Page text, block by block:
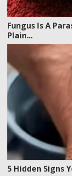
Fungus Is A
Plain...
5 Hidden Signs